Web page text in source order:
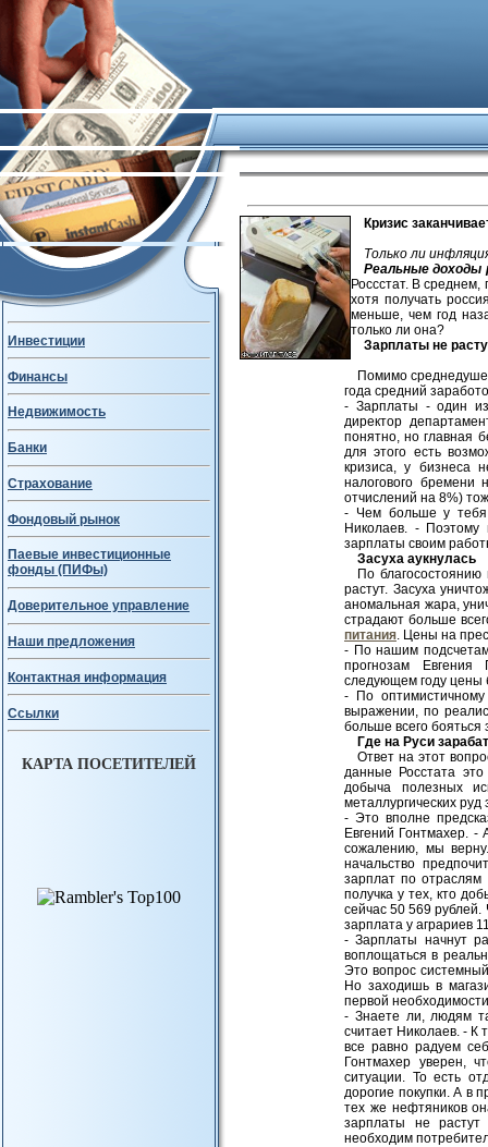
Инвестиции
Финансы
Недвижимость
Банки
Страхование
Фондовый рынок
Паевые инвестиционные
фонды (ПИФы)
Доверительное управление
Наши предложения
Контактная информация
Ссылки
КАРТА ПОСЕТИТЕЛЕЙ
Кризис
Только ли
Реальные доходы
Россстат. В
хотя получать
меньше, чем год
только ли она?
Зарплаты не
Помимо
года средний
- Зарплаты - один из
директор
понятно, но главная
для этого есть
кризиса, у бизнеса
налогового бремени
отчислений на 8%)
- Чем больше у тебя
Николаев. -
зарплаты своим
Засуха аукнулась
По
растут. Засуха
аномальная жара,
страдают больше
питания. Цены на
- По нашим
прогнозам Евгения
следующем году цены
- По
выражении, по
больше всего бояться
Где на Руси
Ответ на этот
данные Росстата
добыча полезных
металлургических
- Это вполне
Евгений Гонтмахер. -
сожалению, мы
начальство
зарплат по
получка у тех, кто
сейчас 50 569
зарплата у аграриев
- Зарплаты начнут
воплощаться в
Это вопрос
Но заходишь в
первой
- Знаете ли, людям
считает Николаев. - К
все равно радуем
Гонтмахер уверен,
ситуации. То есть
дорогие покупки. А в
тех же нефтяников
зарплаты не
необходим